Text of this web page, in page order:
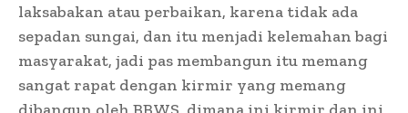
laksabakan atau perbaikan, karena tidak ada
sepadan sungai, dan itu menjadi kelemahan bagi
masyarakat, jadi pas membangun itu memang
sangat rapat dengan kirmir yang memang